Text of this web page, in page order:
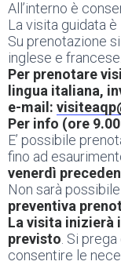
All’interno è
La visita guidata è
Su prenotazione
inglese e francese.
Per prenotare
lingua italiana,
e-mail:
Per info (ore
E’ possibile
fino ad
venerdì
Non sarà
preventiva
La visita inizierà
previsto. Si
consentire le